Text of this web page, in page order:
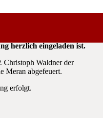
herzlich eingeladen ist.
Christoph Waldner der
Meran abgefeuert.
erfolgt.